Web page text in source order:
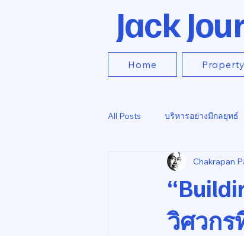
Jack
Home
All Posts บริหารอย่างมีกลยุทธ์
วิศวกร
Chakrapan